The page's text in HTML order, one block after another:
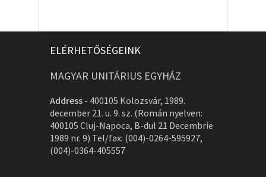
ELÉRHETŐSÉGEINK
MAGYAR UNITÁRIUS EGYHÁZ
Address - 400105 Kolozsvár, 1989.
december 21. u. 9. sz. (Román nyelven:
400105 Cluj-Napoca, B-dul 21 Decembrie
1989 nr. 9) Tel/fax: (004)-0264-595927,
(004)-0364-405557